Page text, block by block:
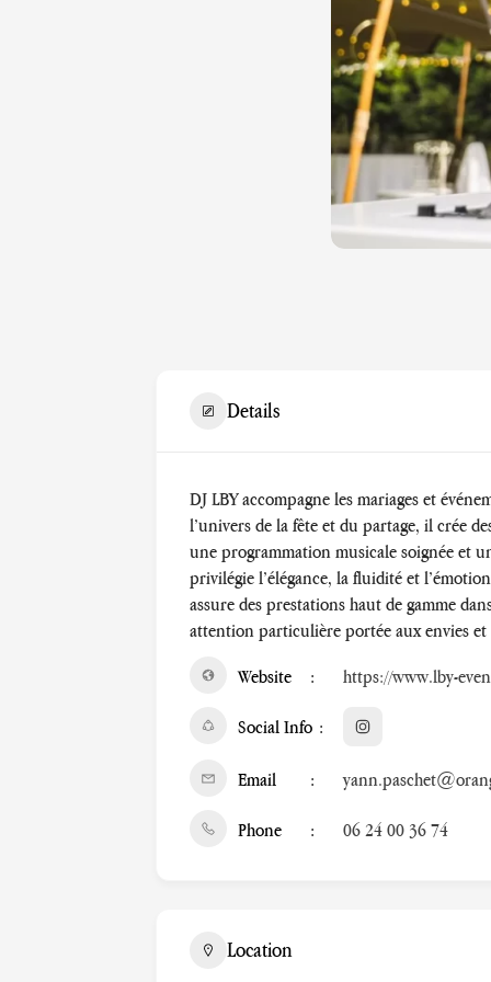
Details
DJ LBY accompagne les mariages et
l’univers de la fête et du partage, il crée
une programmation musicale soignée et
privilégie l’élégance, la fluidité et
assure des prestations haut de gamme
attention particulière portée aux envies et
Website https://www.lby-
Social Info
Email
Phone 06 24 00 36 74
Location